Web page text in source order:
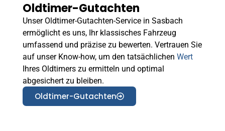
Oldtimer-Gutachten
Unser Oldtimer-Gutachten-Service in Sasbach
ermöglicht es uns, Ihr klassisches Fahrzeug
umfassend und präzise zu bewerten. Vertrauen Sie
auf unser Know-how, um den tatsächlichen Wert
Ihres Oldtimers zu ermitteln und optimal
abgesichert zu bleiben.
Oldtimer-Gutachten